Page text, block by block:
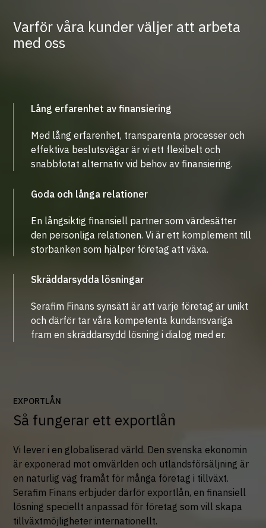
Varför våra kunder väljer att arbeta
med oss
Lång erfarenhet av finansiering
Med lång erfarenhet, transparenta processer och
effektiva beslutsvägar är vi ett flexibelt och
snabbfotat alternativ vid behov av finansiering.
Goda och långa relationer
En långsiktig finansiell partner som värdesätter
den personliga relationen. Vi är ett komplement till
storbanken som hjälper företag att växa.
Skräddarsydda lösningar
Serafim Finans synsätt är att varje företag är unikt
och därför tar våra kompetenta kundansvariga
fram en skräddarsydd lösning i dialog med er.
EXPORTLÅN
Så fungerar ett exportlån
Vi lever i en globaliserad värld. Den svenska ekonomin
är exponerad mot omvärlden och utlandsförsäljning är
en naturlig väg framåt för många företag i tillväxt.
Serafim Finans erbjuder därför exportlån, en finansiell
lösning speciellt anpassad för företag som vill skapa
tillväxtmöjligheter internationellt.